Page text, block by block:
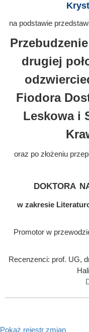
na podstawie
drugiej
Fiodora
Leskowa i
oraz po złożeniu
doktora
w zakresie
Promotor w
Recenzenci: prof. UG,
Pokaż rejestr zmian